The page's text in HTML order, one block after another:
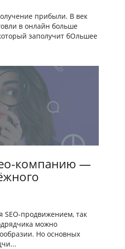
прибыли. В век
в онлайн больше
заполучит бОльшее
компанию —
продвижением, так
можно
Но основных